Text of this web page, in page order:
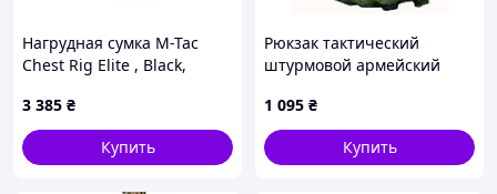
Нагрудная сумка M-Tac
Chest Rig Elite , Black,
3 385 ₴
Купить
Рюкзак тактический
штурмовой армейский
1 095 ₴
Купить